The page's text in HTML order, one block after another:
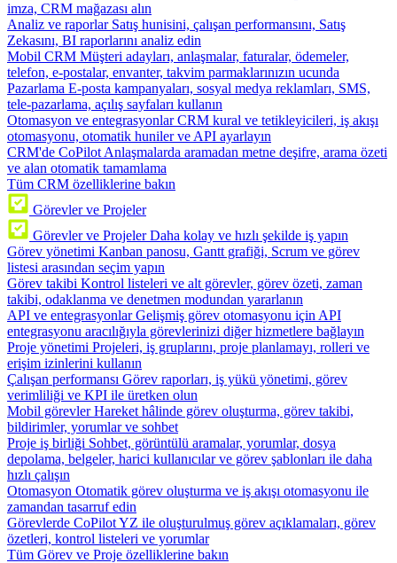
imza, CRM mağazası alın
Analiz ve raporlar Satış hunisini, çalışan performansını, Satış
Zekasını, BI raporlarını analiz edin
Mobil CRM Müşteri adayları, anlaşmalar, faturalar, ödemeler,
telefon, e-postalar, envanter, takvim parmaklarınızın ucunda
Pazarlama E-posta kampanyaları, sosyal medya reklamları, SMS,
tele-pazarlama, açılış sayfaları kullanın
Otomasyon ve entegrasyonlar CRM kural ve tetikleyicileri, iş akışı
otomasyonu, otomatik huniler ve API ayarlayın
CRM'de CoPilot Anlaşmalarda aramadan metne deşifre, arama özeti
ve alan otomatik tamamlama
Tüm CRM özelliklerine bakın
Görevler ve Projeler
Görevler ve Projeler Daha kolay ve hızlı şekilde iş yapın
Görev yönetimi Kanban panosu, Gantt grafiği, Scrum ve görev
listesi arasından seçim yapın
Görev takibi Kontrol listeleri ve alt görevler, görev özeti, zaman
takibi, odaklanma ve denetmen modundan yararlanın
API ve entegrasyonlar Gelişmiş görev otomasyonu için API
entegrasyonu aracılığıyla görevlerinizi diğer hizmetlere bağlayın
Proje yönetimi Projeleri, iş gruplarını, proje planlamayı, rolleri ve
erişim izinlerini kullanın
Çalışan performansı Görev raporları, iş yükü yönetimi, görev
verimliliği ve KPI ile üretken olun
Mobil görevler Hareket hâlinde görev oluşturma, görev takibi,
bildirimler, yorumlar ve sohbet
Proje iş birliği Sohbet, görüntülü aramalar, yorumlar, dosya
depolama, belgeler, harici kullanıcılar ve görev şablonları ile daha
hızlı çalışın
Otomasyon Otomatik görev oluşturma ve iş akışı otomasyonu ile
zamandan tasarruf edin
Görevlerde CoPilotYZ ile oluşturulmuş görev açıklamaları, görev
özetleri, kontrol listeleri ve yorumlar
Tüm Görev ve Proje özelliklerine bakın